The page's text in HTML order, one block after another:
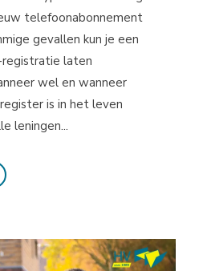
telefoonabonnement
gevallen kun je een
laten
wel en wanneer
is in het leven
leningen...